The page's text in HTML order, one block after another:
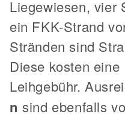
Liegewiesen, vier
ein FKK-Strand
Stränden sind
Diese kosten eine
Leihgebühr.
n sind ebenfalls